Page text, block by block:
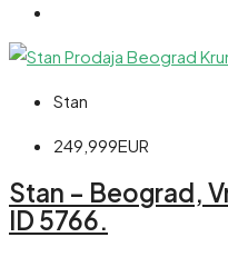
Stan
249,999EUR
Stan – Beograd,
ID 5766.